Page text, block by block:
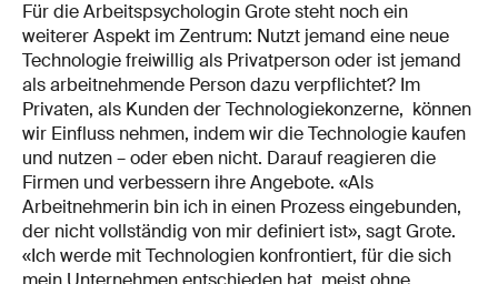
Für die Arbeitspsychologin Grote steht noch ein
weiterer Aspekt im Zentrum: Nutzt jemand eine neue
Technologie freiwillig als Privatperson oder ist jemand
als arbeitnehmende Person dazu verpflichtet? Im
Privaten, als Kunden der Technologiekonzerne, können
wir Einfluss nehmen, indem wir die Technologie kaufen
und nutzen – oder eben nicht. Darauf reagieren die
Firmen und verbessern ihre Angebote. «Als
Arbeitnehmerin bin ich in einen Prozess eingebunden,
der nicht vollständig von mir definiert ist», sagt Grote.
«Ich werde mit Technologien konfrontiert, für die sich